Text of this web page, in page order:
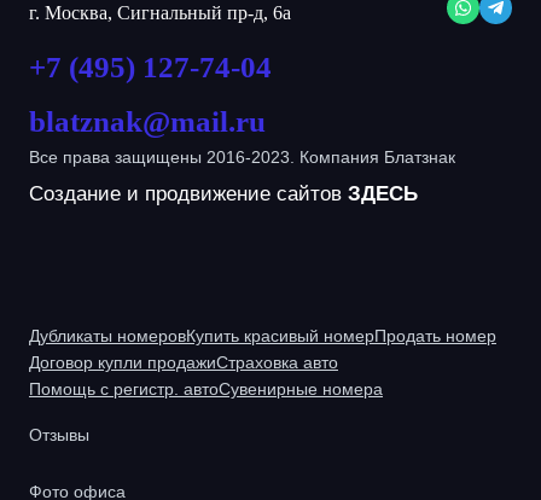
г. Москва, Сигнальный пр-д, 6а
+7 (495) 127-74-04
blatznak@mail.ru
Все права защищены 2016-2023. Компания Блатзнак
Создание и продвижение сайтов ЗДЕСЬ
Дубликаты номеровКупить красивый номерПродать номер
Договор купли продажиСтраховка авто
Помощь с регистр. автоСувенирные номера
Отзывы
Фото офиса